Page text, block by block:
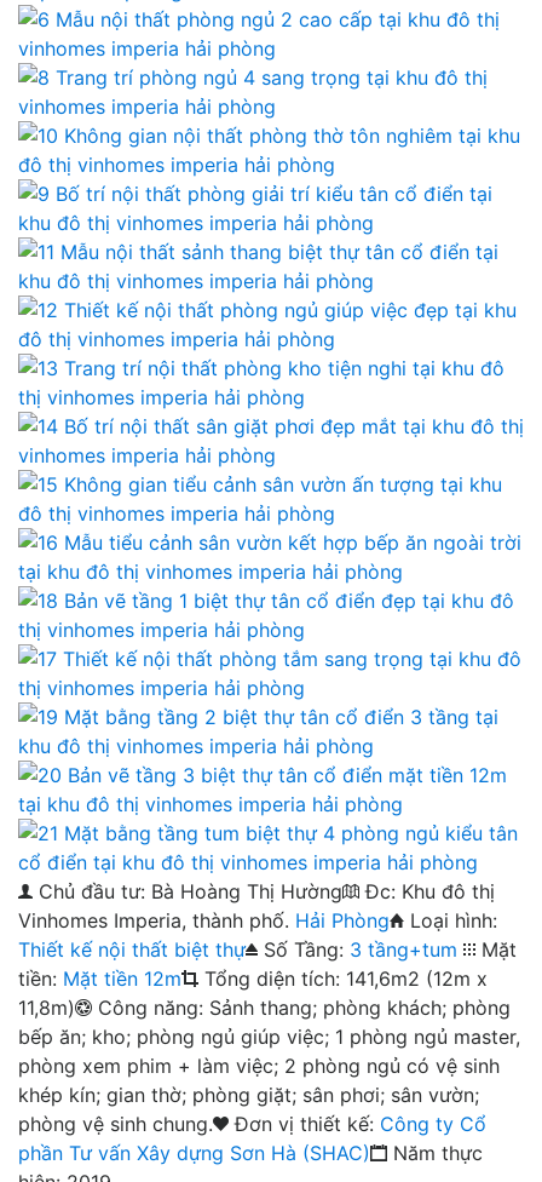
Chủ đầu tư: Bà Hoàng Thị Hường
Đc: Khu đô thị
Vinhomes Imperia, thành phố. Hải Phòng
Loại hình:
Thiết kế nội thất biệt thự
Số Tầng: 3 tầng+tum
Mặt
tiền: Mặt tiền 12m
Tổng diện tích: 141,6m2 (12m x
11,8m)
Công năng: Sảnh thang; phòng khách; phòng
bếp ăn; kho; phòng ngủ giúp việc; 1 phòng ngủ master,
phòng xem phim + làm việc; 2 phòng ngủ có vệ sinh
khép kín; gian thờ; phòng giặt; sân phơi; sân vườn;
phòng vệ sinh chung.
Đơn vị thiết kế: Công ty Cổ
phần Tư vấn Xây dựng Sơn Hà (SHAC)
Năm thực